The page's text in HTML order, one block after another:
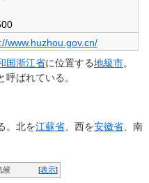
www.huzhou.gov.cn/
国浙江省に位置する地級市。
呼ばれている。
。北を江蘇省、西を安徽省、南
[表示]
候